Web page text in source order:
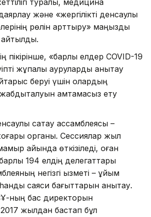
туралы, медицина
және «жергілікті денсаулық
рөлін арттыру» маңызды
айтылды.
пікірінше, «барлық елдер COVID-19
жұқпалы ауруларды анықтау
беруі үшін олардың
қамтамасыз ету
сақтау ассамблеясы –
органы. Сессиялар жыл
айында өткізіледі, оған
194 елдің делегаттары
негізгі қызметі – ұйым
саяси бағыттарын анықтау.
ның бас директорын
жылдан бастап бұл